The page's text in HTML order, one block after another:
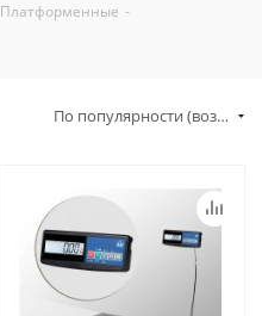
Платформенные -
По популярности (возрастание)